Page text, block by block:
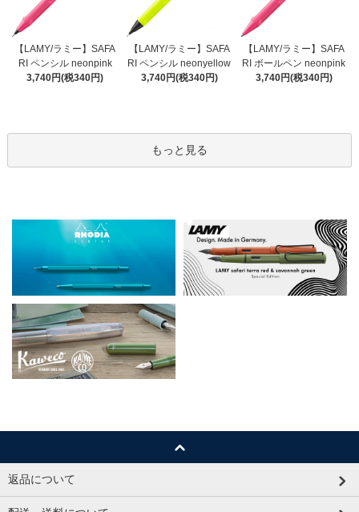
【LAMY/ラミー】SAFA
RI ペンシル neonpink
3,740円(税340円)
【LAMY/ラミー】SAFA
RI ペンシル neonyellow
3,740円(税340円)
【LAMY/ラミー】SAFA
RI ボールペン neonpink
3,740円(税340円)
もっと見る
返品について